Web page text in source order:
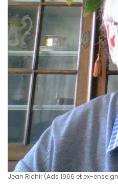
Jean Richir (Ads 1966 et ex-